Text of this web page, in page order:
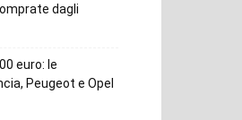
dagli
euro: le
Peugeot e Opel